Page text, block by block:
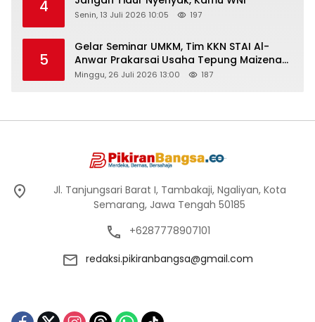
4 Senin, 13 Juli 2026 10:05 197
5
Gelar Seminar UMKM, Tim KKN STAI Al-
Anwar Prakarsai Usaha Tepung Maizena
di Logung
Minggu, 26 Juli 2026 13:00 187
Jl. Tanjungsari Barat I, Tambakaji, Ngaliyan, Kota
Semarang, Jawa Tengah 50185
+6287778907101
redaksi.pikiranbangsa@gmail.com